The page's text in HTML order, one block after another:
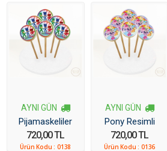
AYNI GÜN
Pijamaskeliler
Resimli Kurabiye
720,00 TL
Ürün Kodu :0138
AYNI GÜN
Pony Resimli
Kurabiye 6 Adet
720,00 TL
Ürün Kodu :0136